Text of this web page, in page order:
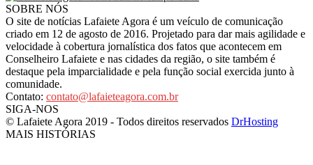
SOBRE NÓS
O site de notícias Lafaiete Agora é um veículo de comunicação
criado em 12 de agosto de 2016. Projetado para dar mais agilidade e
velocidade à cobertura jornalística dos fatos que acontecem em
Conselheiro Lafaiete e nas cidades da região, o site também é
destaque pela imparcialidade e pela função social exercida junto à
comunidade.
Contato: contato@lafaieteagora.com.br
SIGA-NOS
© Lafaiete Agora 2019 - Todos direitos reservados DrHosting
MAIS HISTÓRIAS